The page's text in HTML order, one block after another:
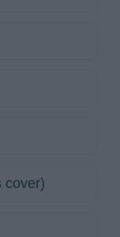
cover)